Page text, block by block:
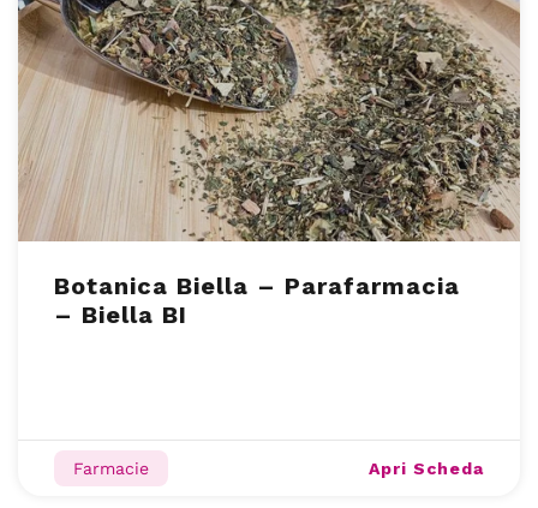
Botanica Biella – Parafarmacia
– Biella BI
Farmacie Apri Scheda